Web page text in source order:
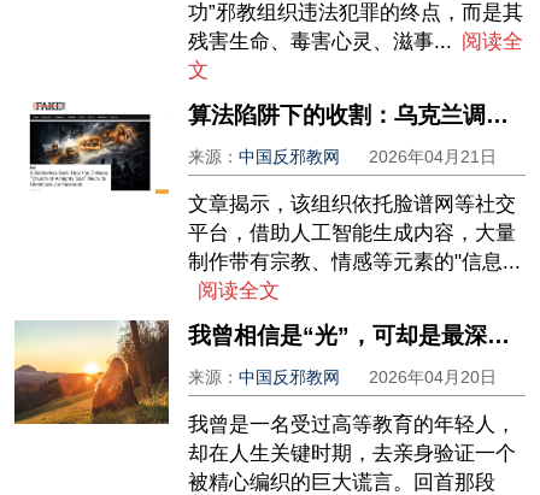
功”邪教组织违法犯罪的终点，而是其
残害生命、毒害心灵、滋事... 阅读全
文
算法陷阱下的收割：乌克兰调查揭“全能神”邪教渗透黑幕
来源：中国反邪教网 2026年04月21日
文章揭示，该组织依托脸谱网等社交
平台，借助人工智能生成内容，大量
制作带有宗教、情感等元素的"信息...
阅读全文
我曾相信是“光”，可却是最深的海——一名前“法轮功”痴迷者的悔悟书
来源：中国反邪教网 2026年04月20日
我曾是一名受过高等教育的年轻人，
却在人生关键时期，去亲身验证一个
被精心编织的巨大谎言。回首那段